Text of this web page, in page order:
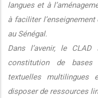
langues et à
à faciliter
au Sénégal.
Dans l’avenir, le
constitution de bases
textuelles multilingues
disposer de ressources